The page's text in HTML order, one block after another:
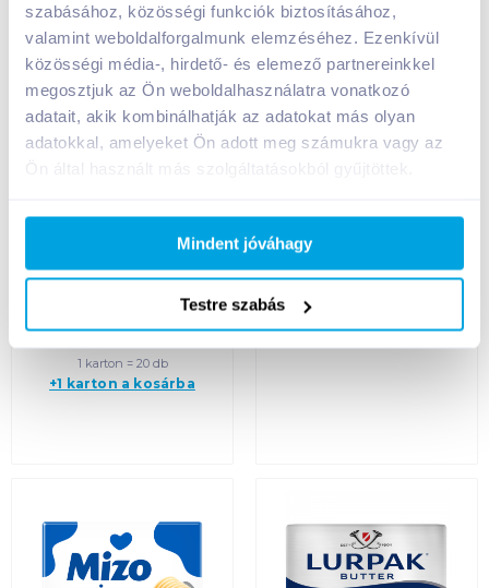
szabásához, közösségi funkciók biztosításához,
valamint weboldalforgalmunk elemzéséhez. Ezenkívül
közösségi média-, hirdető- és elemező partnereinkkel
megosztjuk az Ön weboldalhasználatra vonatkozó
adatait, akik kombinálhatják az adatokat más olyan
adatokkal, amelyeket Ön adott meg számukra vagy az
Mindent jóváhagy
Testre szabás
Kerrygold eredeti ír
db
7 495Ft /kg
1 karton = 20 db
+1 karton a kosárba
President vaj 200 g
1 299
6 495Ft /kg